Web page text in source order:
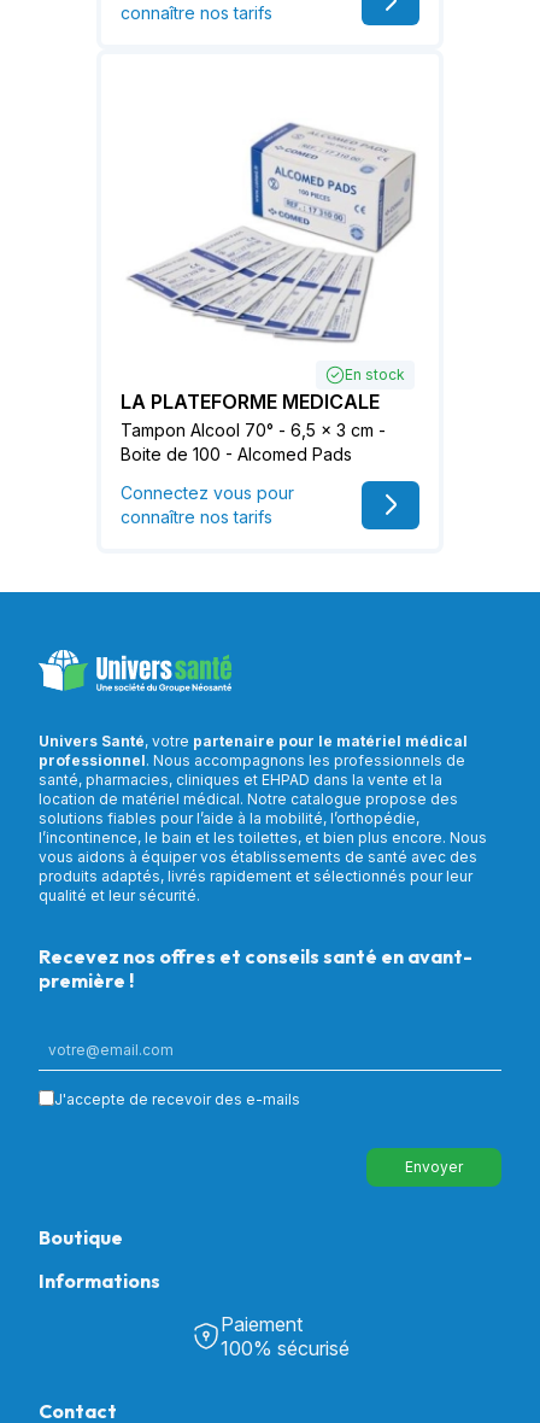
connaître nos tarifs
En stock
LA PLATEFORME MEDICALE
Tampon Alcool 70° - 6,5 x 3 cm -
Boite de 100 - Alcomed Pads
Connectez vous pour
connaître nos tarifs
Univers Santé, votre partenaire pour le matériel médical
professionnel. Nous accompagnons les professionnels de
santé, pharmacies, cliniques et EHPAD dans la vente et la
location de matériel médical. Notre catalogue propose des
solutions fiables pour l’aide à la mobilité, l’orthopédie,
l’incontinence, le bain et les toilettes, et bien plus encore. Nous
vous aidons à équiper vos établissements de santé avec des
produits adaptés, livrés rapidement et sélectionnés pour leur
qualité et leur sécurité.
Recevez nos offres et conseils santé en avant-
première !
J'accepte de recevoir des e-mails
Envoyer
Boutique
Puériculture
Informations
Découvrir Univers Santé
Notre catalogue
Paiement
100% sécurisé
Contact